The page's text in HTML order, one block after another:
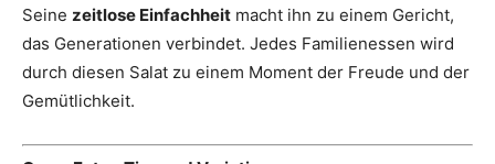
Seine zeitlose Einfachheit macht ihn zu einem Gericht,
das Generationen verbindet. Jedes Familienessen wird
durch diesen Salat zu einem Moment der Freude und der
Gemütlichkeit.